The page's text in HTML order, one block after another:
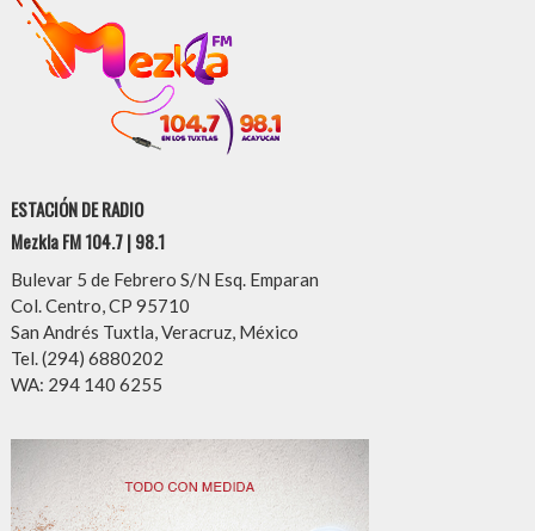
ESTACIÓN DE RADIO
Mezkla FM 104.7 | 98.1
Bulevar 5 de Febrero S/N Esq. Emparan
Col. Centro, CP 95710
San Andrés Tuxtla, Veracruz, México
Tel. (294) 6880202
WA: 294 140 6255